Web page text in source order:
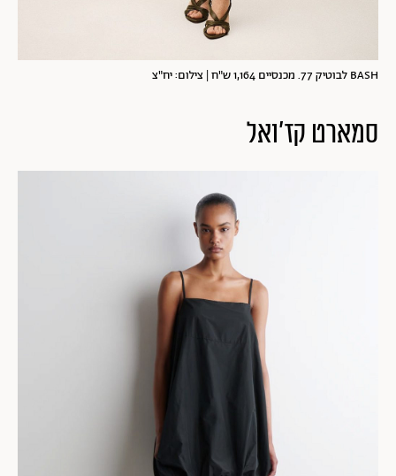
BASH לבוטיק 77. מכנסיים 1,164 ש"ח | צילום: יח"צ
סמארט קז'ואל